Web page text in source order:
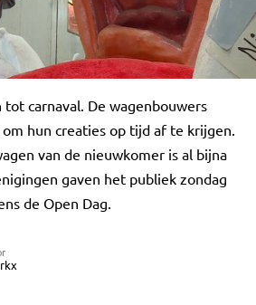
tot carnaval. De wagenbouwers
hun creaties op tijd af te krijgen.
van de nieuwkomer is al bijna
gaven het publiek zondag
de Open Dag.